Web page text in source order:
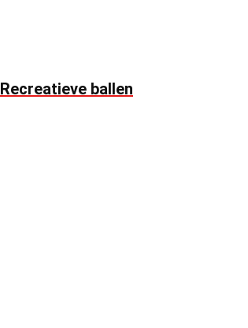
Recreatieve ballen